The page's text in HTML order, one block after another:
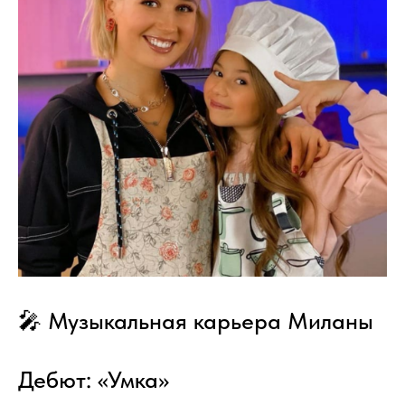
🎤 Музыкальная карьера Миланы
Дебют: «Умка»